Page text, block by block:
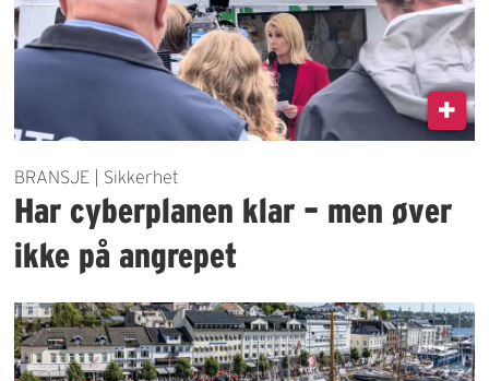
BRANSJE | Sikkerhet
Har cyberplanen klar – men øver
ikke på angrepet